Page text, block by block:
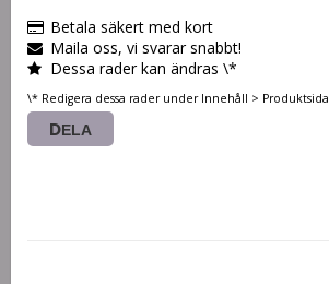
Betala säkert med kort
Maila oss, vi svarar snabbt!
Dessa rader kan ändras \*
\* Redigera dessa rader under Innehåll > Produktsida
DELA